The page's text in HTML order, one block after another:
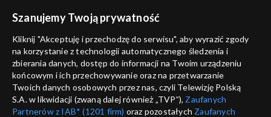
Dzikie serce
odc. 12
Dzikie serce
odc. 11
Szanujemy Twoją prywatność
Kliknij "Akceptuję i przechodzę do serwisu", aby wyrazić zgody
na korzystanie z technologii automatycznego śledzenia i
zbierania danych, dostęp do informacji na Twoim urządzeniu
końcowym i ich przechowywanie oraz na przetwarzanie
Twoich danych osobowych przez nas, czyli Telewizję Polską
S.A. w likwidacji (zwaną dalej również „TVP”), Zaufanych
Partnerów z IAB* (1201 firm) oraz pozostałych Zaufanych